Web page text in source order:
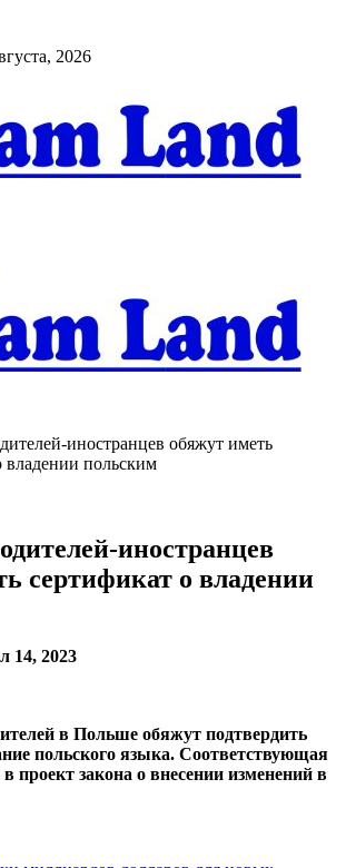
2026
иностранцев обяжут иметь
владении польским
иностранцев
сертификат о владении
14, 2023
в Польше обяжут подтвердить
польского языка. Соответствующая
проект закона о внесении изменений в